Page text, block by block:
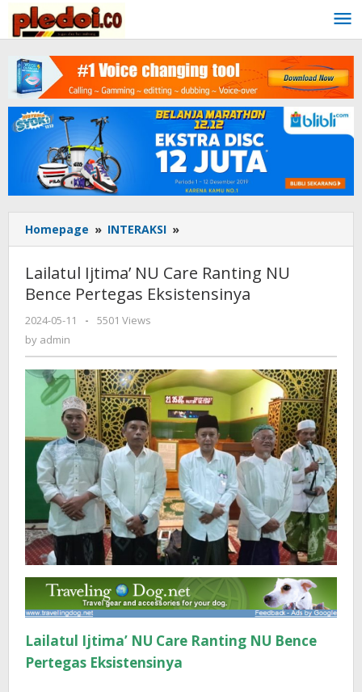
content
Homepage » INTERAKSI »
Ijtima'
Care
Ranting
Lailatul Ijtima’ NU Care Ranting NU
Bence Pertegas Eksistensinya
2024-05-11
by
-
5501 Views
by admin
Lailatul Ijtima’ NU Care Ranting NU Bence
Pertegas Eksistensinya